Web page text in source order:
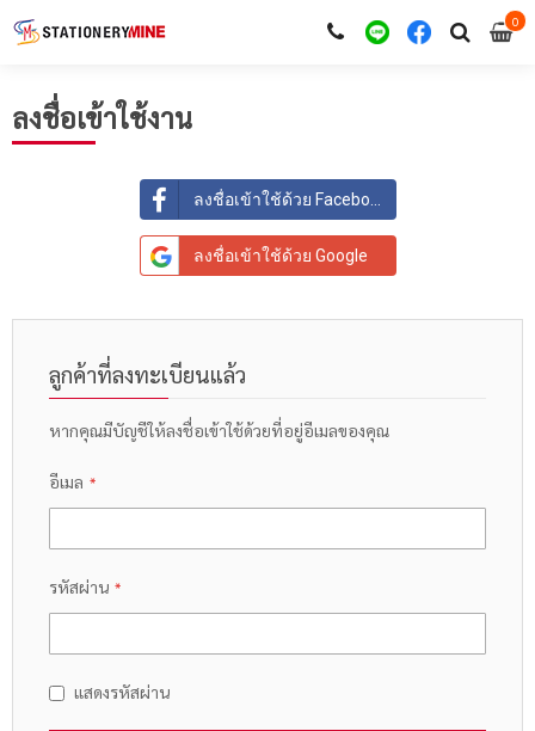
00
ลงชื่อเข้าใช้งาน
ลงชื่อเข้าใช้ด้วย Facebook
ลงชื่อเข้าใช้ด้วย Google
ลูกค้าที่ลงทะเบียนแล้ว
หากคุณมีบัญชีให้ลงชื่อเข้าใช้ด้วยที่อยู่อีเมลของคุณ
อีเมล
รหัสผ่าน
แสดงรหัสผ่าน